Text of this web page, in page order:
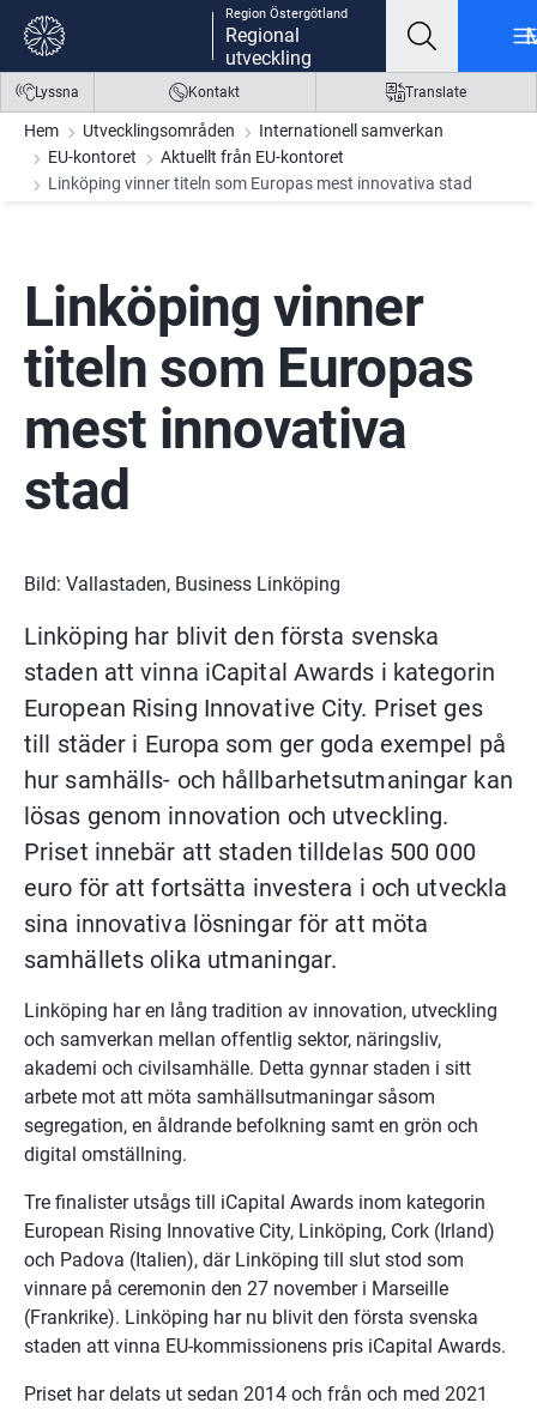
Gå till innehåll
Gå till meny
Gå till sidfot
Region Östergötland
Regional
utveckling
Lyssna Kontakt Translate
Hem Utvecklingsområden
Internationell samverkan
EU-kontoret
Aktuellt från EU-kontoret
Linköping vinner titeln som Europas mest innovativa stad
Linköping vinner
titeln som Europas
mest innovativa
stad
Bild: Vallastaden, Business Linköping
Linköping har blivit den första svenska
staden att vinna iCapital Awards i kategorin
European Rising Innovative City. Priset ges
till städer i Europa som ger goda exempel på
hur samhälls- och hållbarhetsutmaningar kan
lösas genom innovation och utveckling.
Priset innebär att staden tilldelas 500 000
euro för att fortsätta investera i och utveckla
sina innovativa lösningar för att möta
samhällets olika utmaningar.
Linköping har en lång tradition av innovation, utveckling
och samverkan mellan offentlig sektor, näringsliv,
akademi och civilsamhälle. Detta gynnar staden i sitt
arbete mot att möta samhällsutmaningar såsom
segregation, en åldrande befolkning samt en grön och
digital omställning.
Tre finalister utsågs till iCapital Awards inom kategorin
European Rising Innovative City, Linköping, Cork (Irland)
och Padova (Italien), där Linköping till slut stod som
vinnare på ceremonin den 27 november i Marseille
(Frankrike). Linköping har nu blivit den första svenska
staden att vinna EU-kommissionens pris iCapital Awards.
Priset har delats ut sedan 2014 och från och med 2021